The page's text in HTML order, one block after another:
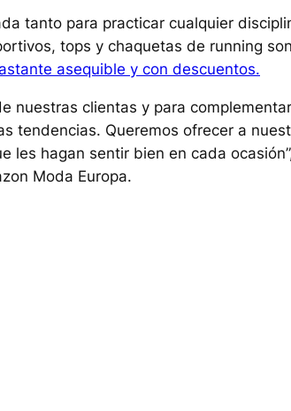
tanto para practicar cualquier
tops y chaquetas de running
asequible y con descuentos.
nuestras clientas y para complementar
tendencias. Queremos ofrecer a
les hagan sentir bien en cada
Moda Europa.